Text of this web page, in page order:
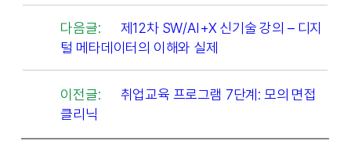
다음글:
제12차 SW/AI+X 신기술 강의 – 디지
털 메타데이터의 이해와 실제
이전글:
취업교육 프로그램 7단계: 모의 면접
클리닉